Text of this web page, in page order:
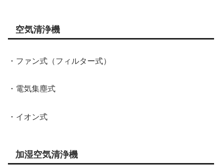
空気清浄機
・ファン式（フィルター式）
・電気集塵式
・イオン式
加湿空気清浄機